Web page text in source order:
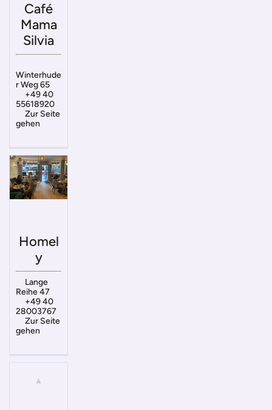
Café
Mama
Silvia
Winterhude
r Weg 65
+49 40
55618920
Zur Seite
gehen
Homel
y
Lange
Reihe 47
+49 40
28003767
Zur Seite
gehen